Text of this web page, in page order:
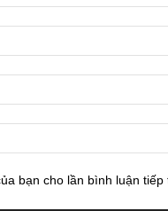
bạn cho lần bình luận tiếp